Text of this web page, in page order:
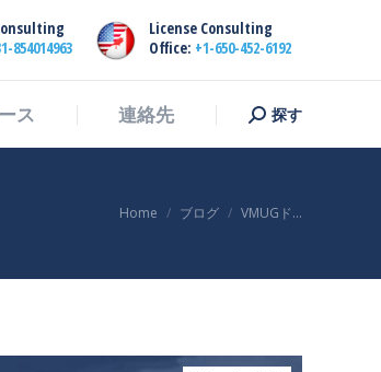
854014963
License Consulting
Office: +1-650-452-6192
ス 連絡先
探 探す
You are here:
Home ブログ VMUGド…
ス 連絡先
探
す：